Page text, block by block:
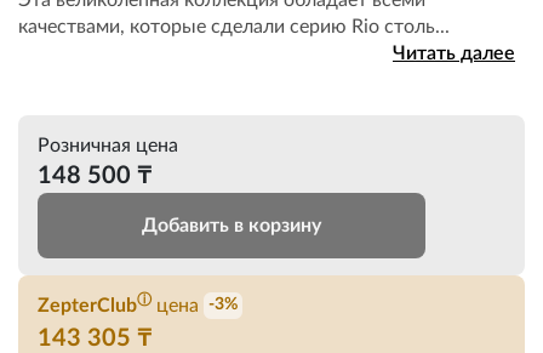
качествами, которые сделали серию Rio столь...
Читать далее
Розничная цена
148 500 ₸
Добавить в корзину
ZepterClubⓘ цена -3%
143 305 ₸